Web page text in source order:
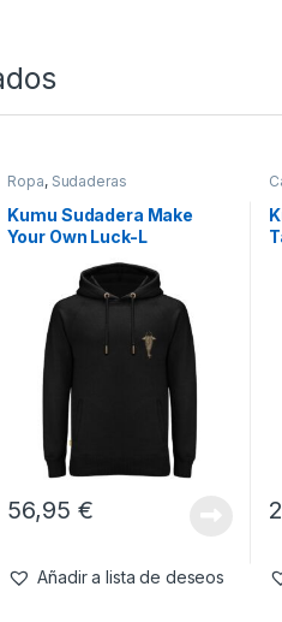
Ropa, Sudaderas
Kumu Sudadera Make
Your Own Luck-L
56,95 €
Añadir a lista de deseos